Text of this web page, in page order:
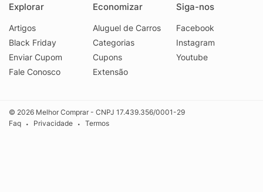
Explorar
Artigos
Black Friday
Enviar Cupom
Fale Conosco
Economizar
Aluguel de Carros
Categorias
Cupons
Extensão
Siga-nos
Facebook
Instagram
Youtube
© 2026 Melhor Comprar - CNPJ 17.439.356/0001-29
Faq
• Privacidade • Termos